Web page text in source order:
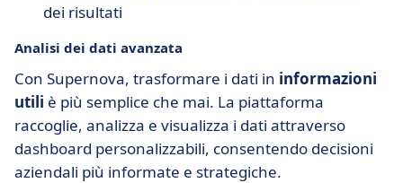
dei risultati
Analisi dei dati avanzata
Con Supernova, trasformare i dati in informazioni
utili è più semplice che mai. La piattaforma
raccoglie, analizza e visualizza i dati attraverso
dashboard personalizzabili, consentendo decisioni
aziendali più informate e strategiche.